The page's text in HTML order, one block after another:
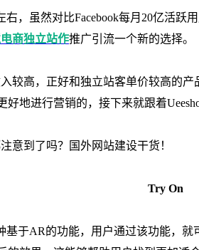
右，虽然对比Facebook每月20亿活跃
商独立站作推广引流一个新的选择。
较高，正好和独立站客单价较高的
地进行营销的，接下来就跟着
Try On
基于AR的功能，用户通过该功能，